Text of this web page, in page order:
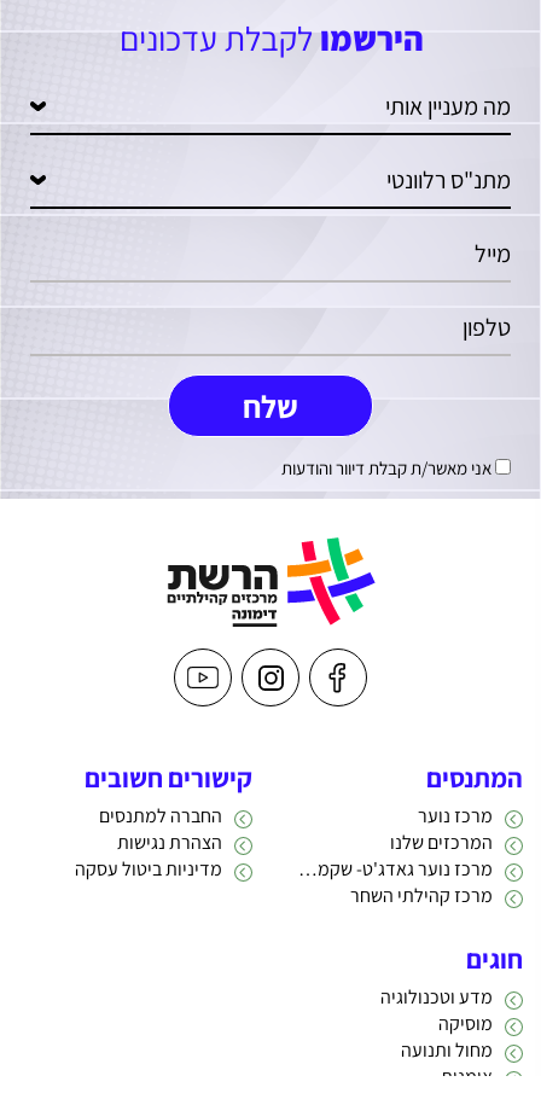
הירשמולקבלת עדכונים
אני מאשר/ת קבלת דיוור והודעות
המתנסים
מרכז נוער
המרכזים שלנו
מרכז נוער גאדג'ט- שקמה 22
מרכז קהילתי השחר
קישורים חשובים
החברה למתנסים
הצהרת נגישות
מדיניות ביטול עסקה
חוגים
מדע וטכנולוגיה
מוסיקה
מחול ותנועה
אומנות